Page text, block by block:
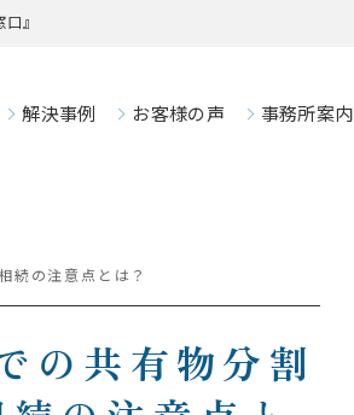
』
解決事例 お客様の声 事務所案内
続の注意点とは？
の共有物分割